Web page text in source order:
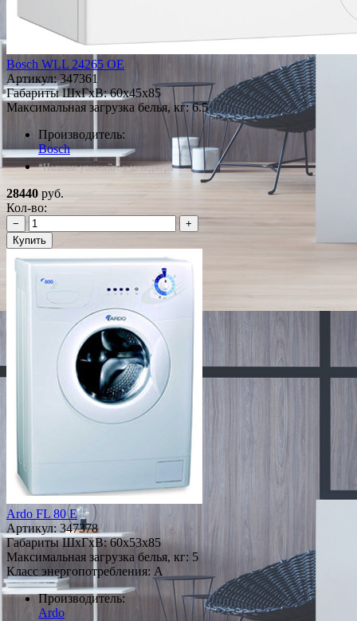
Bosch WLL 24265 OE
Артикул:347361
Габариты ШxГxВ: 60x45x85
Максимальная загрузка белья, кг: 6.5
Производитель:
Bosch
*Наличие уточняйте у менеджера
28440 руб.
Кол-во:
−
+
Купить
Ardo FL 80 E
Артикул: 347378
Габариты ШxГxВ: 60x53x85
Максимальная загрузка белья, кг: 5
Класс энергопотребления: A
Производитель:
Ardo